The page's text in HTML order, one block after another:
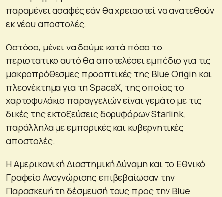
παραμένει ασαφές εάν θα χρειαστεί να ανατεθούν
εκ νέου αποστολές.
Ωστόσο, μένει να δούμε κατά πόσο το
περιστατικό αυτό θα αποτελέσει εμπόδιο για τις
μακροπρόθεσμες προοπτικές της Blue Origin και
πλεονέκτημα για τη SpaceX, της οποίας το
χαρτοφυλάκιο παραγγελιών είναι γεμάτο με τις
δικές της εκτοξεύσεις δορυφόρων Starlink,
παράλληλα με εμπορικές και κυβερνητικές
αποστολές.
Η Αμερικανική Διαστημική Δύναμη και το Εθνικό
Γραφείο Αναγνώρισης επιβεβαίωσαν την
Παρασκευή τη δέσμευσή τους προς την Blue